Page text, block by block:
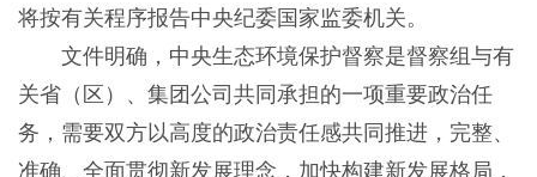
将按有关程序报告中央纪委国家监委机关。
文件明确，中央生态环境保护督察是督察组与有
关省（区）、集团公司共同承担的一项重要政治任
务，需要双方以高度的政治责任感共同推进，完整、
准确、全面贯彻新发展理念，加快构建新发展格局，